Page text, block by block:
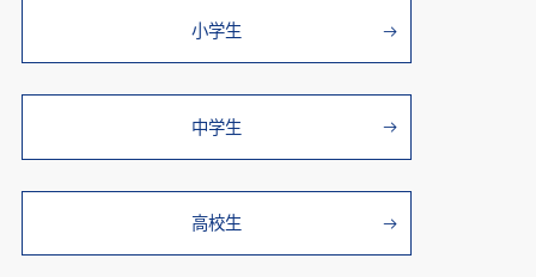
小学生
中学生
高校生